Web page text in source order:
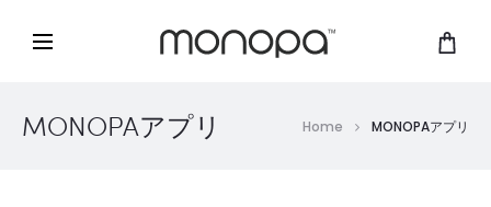
MONOPAアプリ Home MONOPAアプリ